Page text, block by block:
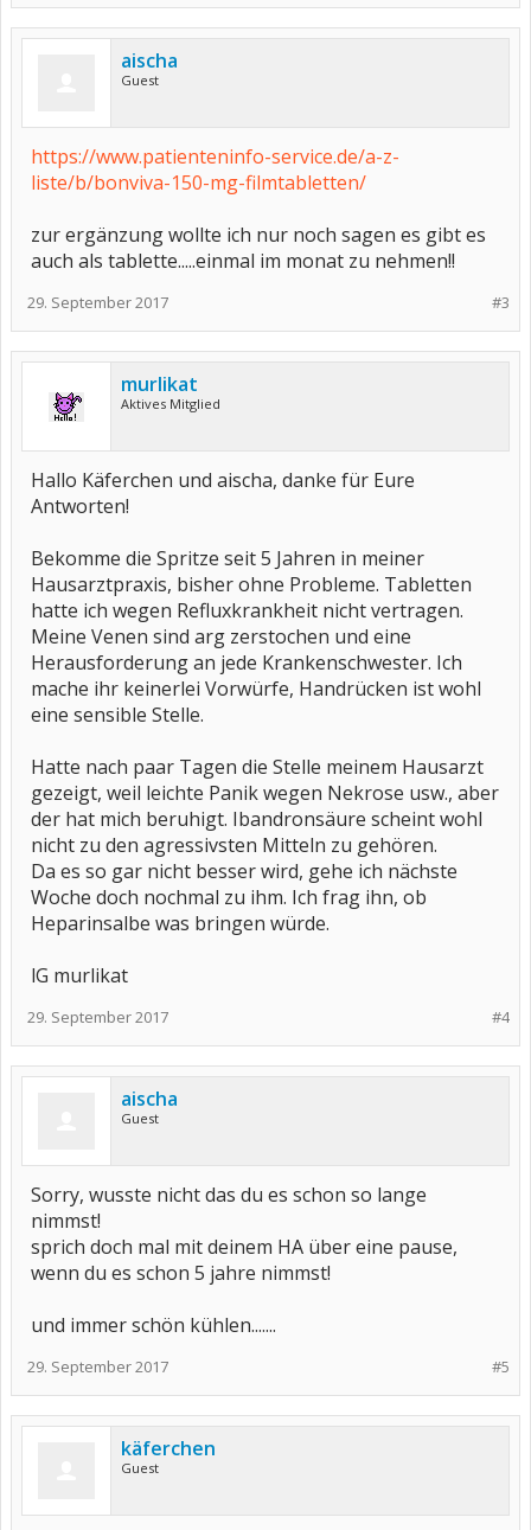
aischa
Guest
https://www.patienteninfo-service.de/a-z-
liste/b/bonviva-150-mg-filmtabletten/
zur ergänzung wollte ich nur noch sagen es gibt es
auch als tablette.....einmal im monat zu nehmen!!
#3
29. September 2017
murlikat
Aktives Mitglied
Hallo Käferchen und aischa, danke für Eure
Antworten!
Bekomme die Spritze seit 5 Jahren in meiner
Hausarztpraxis, bisher ohne Probleme. Tabletten
hatte ich wegen Refluxkrankheit nicht vertragen.
Meine Venen sind arg zerstochen und eine
Herausforderung an jede Krankenschwester. Ich
mache ihr keinerlei Vorwürfe, Handrücken ist wohl
eine sensible Stelle.
Hatte nach paar Tagen die Stelle meinem Hausarzt
gezeigt, weil leichte Panik wegen Nekrose usw., aber
der hat mich beruhigt. Ibandronsäure scheint wohl
nicht zu den agressivsten Mitteln zu gehören.
Da es so gar nicht besser wird, gehe ich nächste
Woche doch nochmal zu ihm. Ich frag ihn, ob
Heparinsalbe was bringen würde.
lG murlikat
#4
29. September 2017
aischa
Guest
Sorry, wusste nicht das du es schon so lange
nimmst!
sprich doch mal mit deinem HA über eine pause,
wenn du es schon 5 jahre nimmst!
und immer schön kühlen.......
#5
29. September 2017
käferchen
Guest